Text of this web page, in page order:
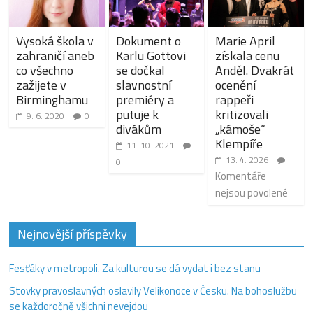
Vysoká škola v
zahraničí aneb
co všechno
zažijete v
Birminghamu
9. 6. 2020 0
Dokument o
Karlu Gottovi
se dočkal
slavnostní
premiéry a
putuje k
divákům
11. 10. 2021
0
Marie April
získala cenu
Anděl. Dvakrát
ocenění
rappeři
kritizovali
„kámoše“
Klempíře
13. 4. 2026
Komentáře
nejsou povolené
Nejnovější příspěvky
Fesťáky v metropoli. Za kulturou se dá vydat i bez stanu
Stovky pravoslavných oslavily Velikonoce v Česku. Na bohoslužbu
se každoročně všichni nevejdou